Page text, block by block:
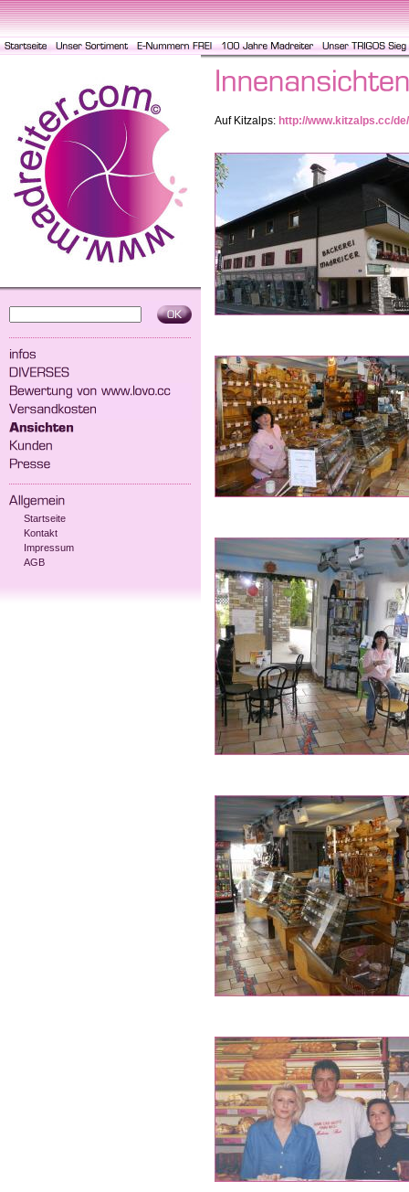
Startseite
Kontakt
Impressum
AGB
Auf Kitzalps: http://www.kitzalps.cc/